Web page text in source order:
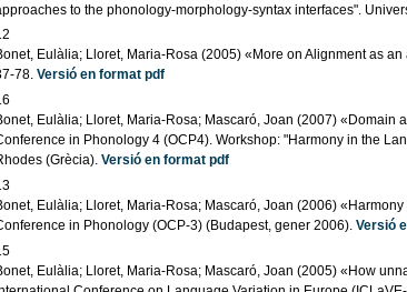
to the phonology-morphology-syntax interfaces".
Eulàlia; Lloret, Maria-Rosa (2005) «More on Alignment as
78. Versió en format pdf
Eulàlia; Lloret, Maria-Rosa; Mascaró, Joan (2007) «Domain
in Phonology 4 (OCP4). Workshop: "Harmony in the
(Grècia). Versió en format pdf
Eulàlia; Lloret, Maria-Rosa; Mascaró, Joan (2006)
in Phonology (OCP-3) (Budapest, gener 2006). Versió
Eulàlia; Lloret, Maria-Rosa; Mascaró, Joan (2005) «How